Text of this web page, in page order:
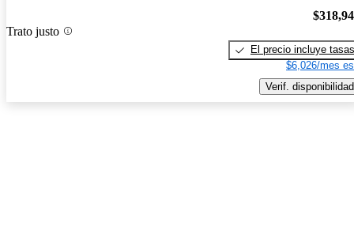
Trato justo
El precio incluye tasas
$6,026/mes
Verif. disponibilidad